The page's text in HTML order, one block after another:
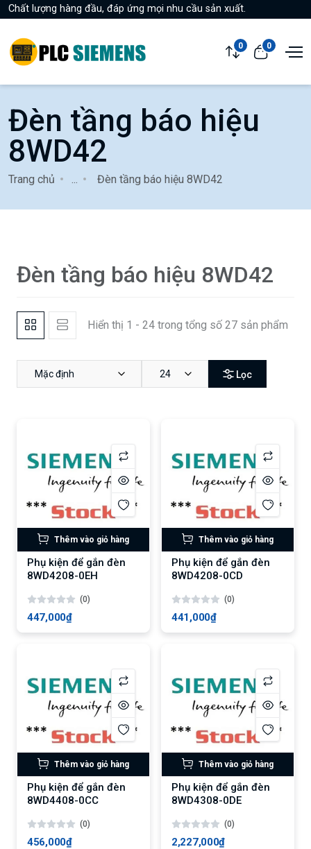
Chất lượng hàng đầu, đáp ứng mọi nhu cầu sản xuất.
0 0
Đèn tầng báo hiệu
8WD42
Trang chủ Đèn tầng báo hiệu 8WD42
Đèn tầng báo hiệu 8WD42
Hiển thị 1 - 24 trong tổng số 27 sản phẩm
Mặc định 24 Lọc
Thêm vào giỏ hàng
Phụ kiện để gắn đèn
8WD4208-0EH
(0)
447,000₫
Thêm vào giỏ hàng
Phụ kiện để gắn đèn
8WD4208-0CD
(0)
441,000₫
Thêm vào giỏ hàng
Phụ kiện để gắn đèn
8WD4408-0CC
(0)
456,000₫
Thêm vào giỏ hàng
Phụ kiện để gắn đèn
8WD4308-0DE
(0)
2,227,000₫